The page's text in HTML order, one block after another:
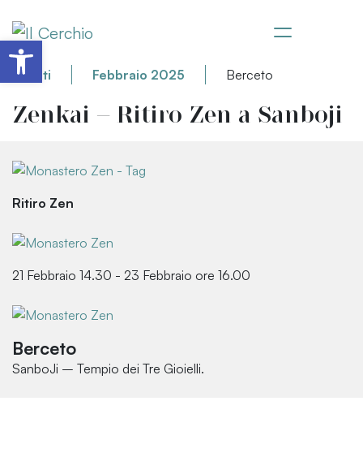
Eventi Febbraio 2025 Berceto
Zenkai – Ritiro Zen a Sanboji
Ritiro Zen
21 Febbraio 14.30 - 23 Febbraio ore 16.00
Berceto
SanboJi – Tempio dei Tre Gioielli.
Apri la barra degli strumenti